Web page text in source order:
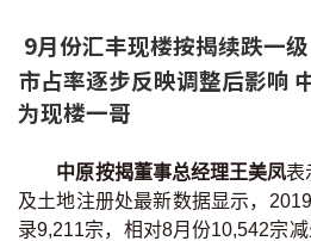
按揭工具
按揭计算
置业预算
9月份汇丰现楼按揭续跌一
市占率逐步反映调整后影响
为现楼一哥
中原按揭董事总经理王美凤表
及土地注册处最新数据显示，
录9,211宗，相对8月份10,542宗